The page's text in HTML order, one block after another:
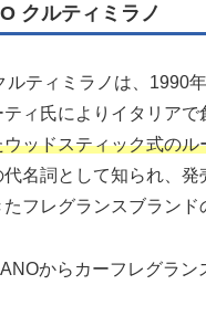
クルティミラノ
ルティミラノは、1990
ィ氏によりイタリアで
ッドスティック式のル
名詞として知られ、発
フレグランスブランド
からカーフレグラン